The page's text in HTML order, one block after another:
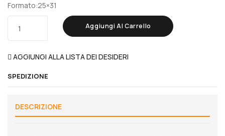
Formato:25×31
Aggiungi Al Carrello
AGGIUNGI ALLA LISTA DEI DESIDERI
SPEDIZIONE
DESCRIZIONE